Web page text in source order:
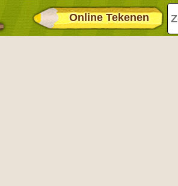
Online Tekenen